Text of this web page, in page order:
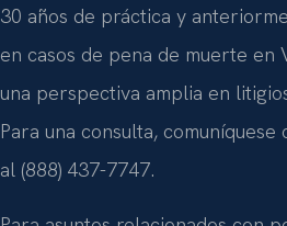
30 años de práctica y
en casos de pena de muerte en
una perspectiva amplia en
Para una consulta,
al (888) 437-7747.